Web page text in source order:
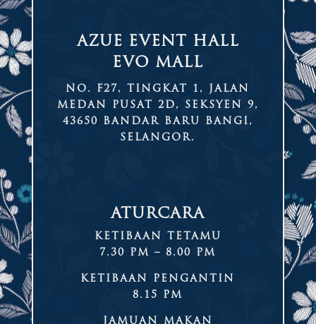
AZUE EVENT HALL
EVO MALL
NO. F27, TINGKAT 1, JALAN
MEDAN PUSAT 2D, SEKSYEN 9,
43650 BANDAR BARU BANGI,
SELANGOR.
ATURCARA
KETIBAAN TETAMU
7.30 PM – 8.00 PM
KETIBAAN PENGANTIN
8.15 PM
JAMUAN MAKAN